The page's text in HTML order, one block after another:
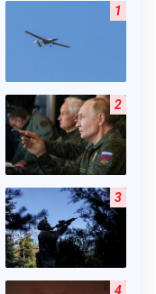
1
2
3
4